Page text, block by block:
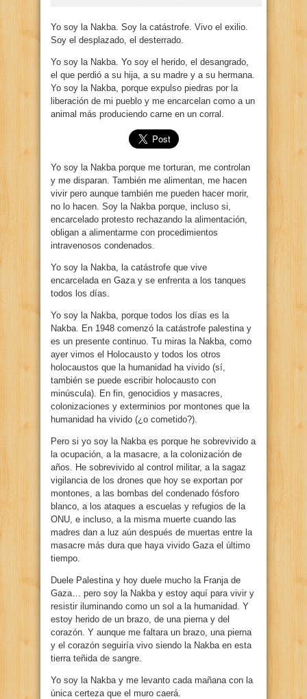
Yo soy la Nakba. Soy la catástrofe. Vivo el exilio.
Soy el desplazado, el desterrado.
Yo soy la Nakba. Yo soy el herido, el desangrado,
el que perdió a su hija, a su madre y a su hermana.
Yo soy la Nakba, porque expulso piedras por la
liberación de mi pueblo y me encarcelan como a un
animal más produciendo carne en un corral.
Yo soy la Nakba porque me torturan, me controlan
y me disparan. También me alimentan, me hacen
vivir pero aunque también me pueden hacer morir,
no lo hacen. Soy la Nakba porque, incluso si,
encarcelado protesto rechazando la alimentación,
obligan a alimentarme con procedimientos
intravenosos condenados.
Yo soy la Nakba, la catástrofe que vive
encarcelada en Gaza y se enfrenta a los tanques
todos los días.
Yo soy la Nakba, porque todos los días es la
Nakba. En 1948 comenzó la catástrofe palestina y
es un presente continuo. Tu miras la Nakba, como
ayer vimos el Holocausto y todos los otros
holocaustos que la humanidad ha vivido (sí,
también se puede escribir holocausto con
minúscula). En fin, genocidios y masacres,
colonizaciones y exterminios por montones que la
humanidad ha vivido (¿o cometido?).
Pero si yo soy la Nakba es porque he sobrevivido a
la ocupación, a la masacre, a la colonización de
años. He sobrevivido al control militar, a la sagaz
vigilancia de los drones que hoy se exportan por
montones, a las bombas del condenado fósforo
blanco, a los ataques a escuelas y refugios de la
ONU, e incluso, a la misma muerte cuando las
madres dan a luz aún después de muertas entre la
masacre más dura que haya vivido Gaza el último
tiempo.
Duele Palestina y hoy duele mucho la Franja de
Gaza… pero soy la Nakba y estoy aquí para vivir y
resistir iluminando como un sol a la humanidad. Y
estoy herido de un brazo, de una pierna y del
corazón. Y aunque me faltara un brazo, una pierna
y el corazón seguiría vivo siendo la Nakba en esta
tierra teñida de sangre.
Yo soy la Nakba y me levanto cada mañana con la
única certeza que el muro caerá.